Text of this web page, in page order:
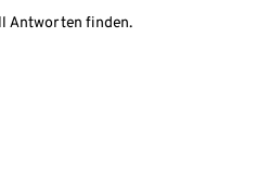
Antworten finden.